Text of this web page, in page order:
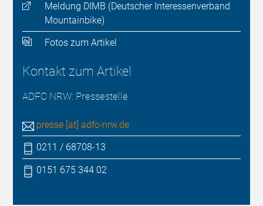
Meldung DIMB (Deutscher Interessenverband
Mountainbike)
Fotos zum Artikel
Kontakt zum Artikel
ADFC NRW: Pressestelle
presse [at] adfc-nrw.de
0211 / 68708-13
0151 675 344 02